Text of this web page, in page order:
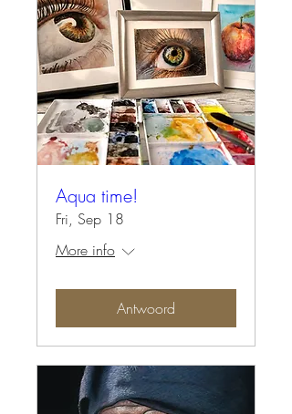
Aqua time!
Fri, Sep 18
More info
Antwoord